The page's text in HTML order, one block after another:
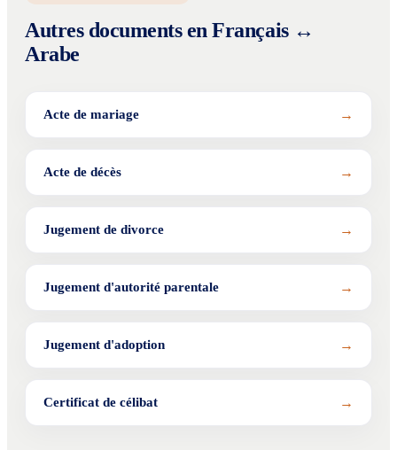
Autres documents en Français ↔
Arabe
Acte de mariage →
Acte de décès →
Jugement de divorce →
Jugement d'autorité parentale →
Jugement d'adoption →
Certificat de célibat →